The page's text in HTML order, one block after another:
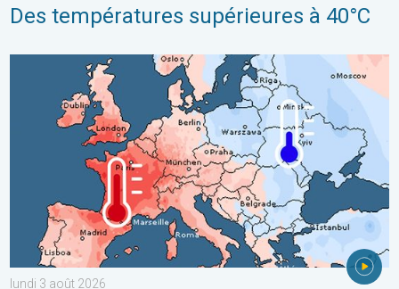
Des températures supérieures à 40°C
Grands contrastes météo en juillet. En Europe. . . lundi 3 août
lundi 3 août 2026